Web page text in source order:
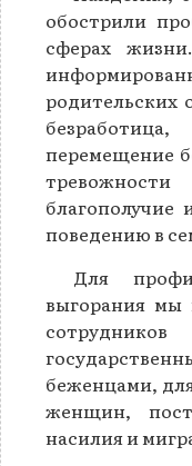
обострили
сферах
родительских
перемещение
благополучие
поведению в
Для
выгорания мы
беженцами,
женщин,
насилия и